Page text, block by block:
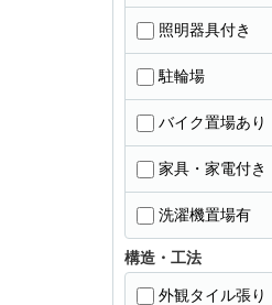
照明器具付き
駐輪場
バイク置場あり
家具・家電付き
洗濯機置場有
構造・工法
外観タイル張り